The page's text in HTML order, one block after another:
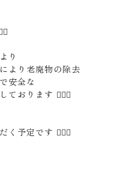
り
より老廃物の除去
安全な
おります 🙆🏻‍♂️
予定です 🙇🏻‍♂️